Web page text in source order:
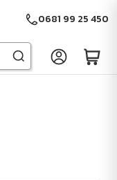
0681 99 25 450